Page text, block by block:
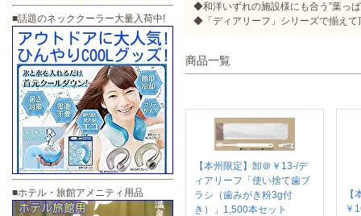
◆和洋いずれの施設様にも合う”葉っ
◆「ディアリーフ」シリーズで揃えて
商品一覧
【本州限定】卸＠￥13-/デ
ィアリーフ「使い捨て歯ブ
ラシ（歯みがき粉3g付
き）」1,500本セット
￥
■話題のネッククーラー大量入荷中!
■ホテル・旅館アメニティ用品